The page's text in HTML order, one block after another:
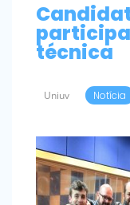
técnica
Uniuv Notícia